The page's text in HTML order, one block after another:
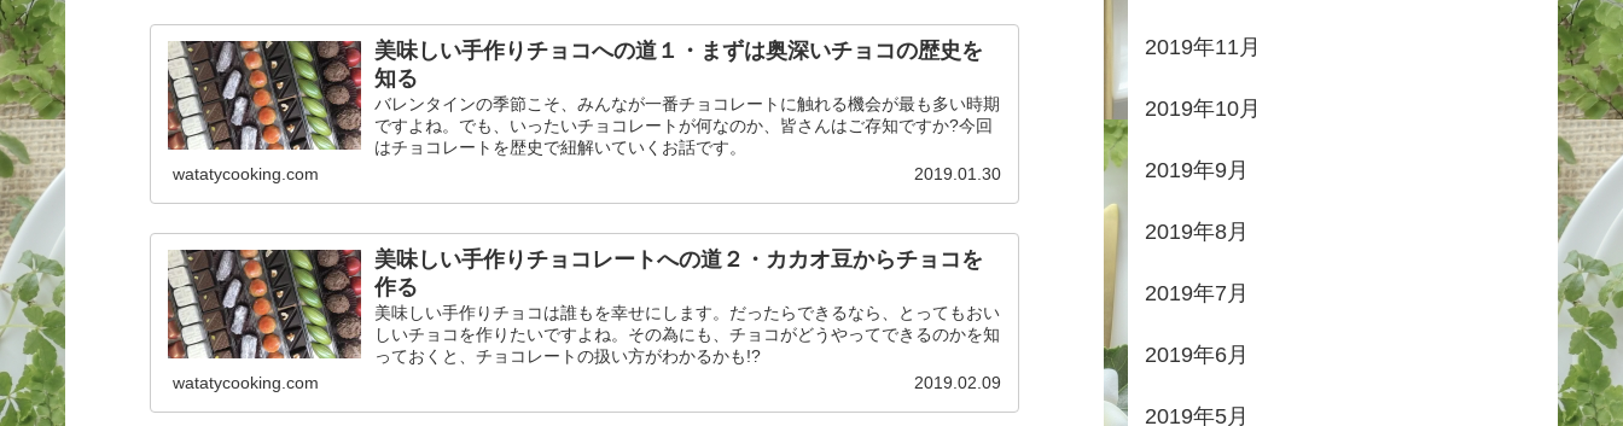
美味しい手作りチョコへの道１・まずは奥深いチョコの歴史を
知る
バレンタインの季節こそ、みんなが一番チョコレートに触れる機会が最も多い時期
ですよね。でも、いったいチョコレートが何なのか、皆さんはご存知ですか?今回
はチョコレートを歴史で紐解いていくお話です。
watatycooking.com
2019.01.30
美味しい手作りチョコレートへの道２・カカオ豆からチョコを
作る
美味しい手作りチョコは誰もを幸せにします。だったらできるなら、とってもおい
しいチョコを作りたいですよね。その為にも、チョコがどうやってできるのかを知
っておくと、チョコレートの扱い方がわかるかも!?
watatycooking.com
2019.02.09
2019年11月
2019年10月
2019年9月
2019年8月
2019年7月
2019年6月
2019年5月